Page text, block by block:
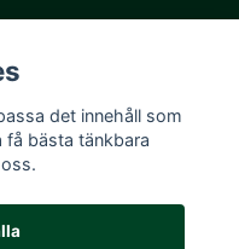
det innehåll som
bästa tänkbara